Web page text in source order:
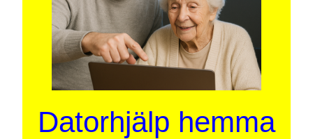
Datorhjälp hemma